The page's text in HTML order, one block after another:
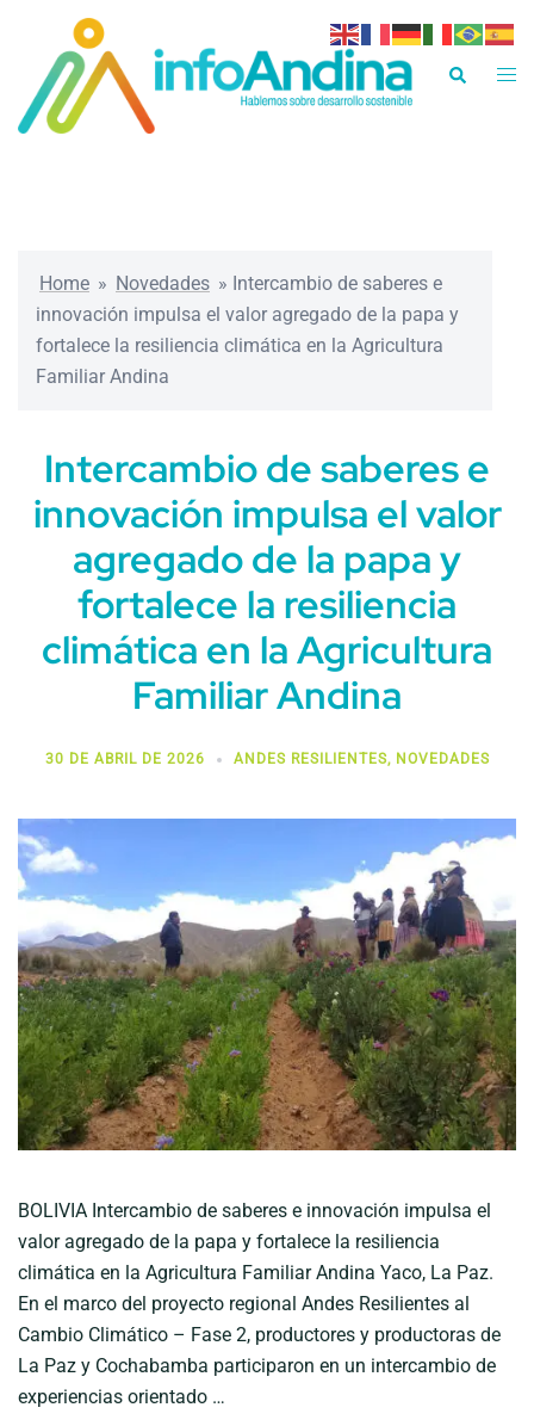
contenido
Buscar
Home » Novedades » Intercambio de saberes e
innovación impulsa el valor agregado de la papa y
fortalece la resiliencia climática en la Agricultura
Familiar Andina
Intercambio de saberes e
innovación impulsa el valor
agregado de la papa y
fortalece la resiliencia
climática en la Agricultura
Familiar Andina
30 DE ABRIL DE 2026 ANDES RESILIENTES, NOVEDADES
BOLIVIA Intercambio de saberes e innovación impulsa el
valor agregado de la papa y fortalece la resiliencia
climática en la Agricultura Familiar Andina Yaco, La Paz.
En el marco del proyecto regional Andes Resilientes al
Cambio Climático – Fase 2, productores y productoras de
La Paz y Cochabamba participaron en un intercambio de
experiencias orientado …